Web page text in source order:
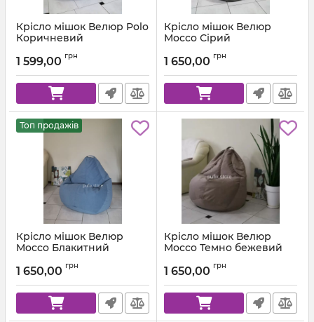
Крісло мішок Велюр Polo
Коричневий
1 599,00 грн
Крісло мішок Велюр
Mocco Сірий
1 650,00 грн
Топ продажів
Крісло мішок Велюр
Mocco Блакитний
1 650,00 грн
Крісло мішок Велюр
Mocco Темно бежевий
1 650,00 грн